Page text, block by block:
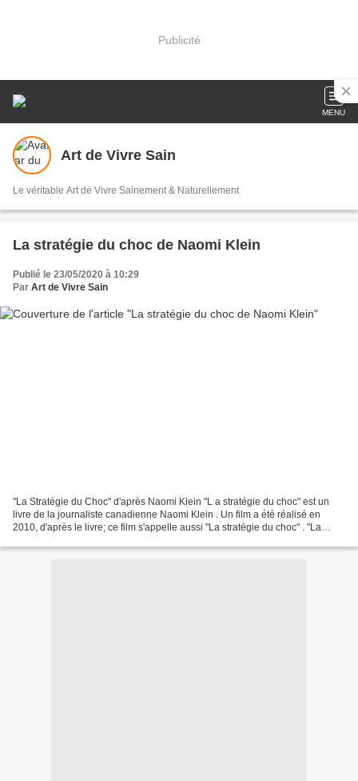
Publicité
MENU
Art de Vivre Sain
Le véritable Art de Vivre Sainement & Naturellement
La stratégie du choc de Naomi Klein
Publié le 23/05/2020 à 10:29
Par Art de Vivre Sain
"La Stratégie du Choc" d'après Naomi Klein "L a stratégie du choc" est un
livre de la journaliste canadienne Naomi Klein . Un film a été réalisé en
2010, d'après le livre; ce film s'appelle aussi "La stratégie du choc" . "La